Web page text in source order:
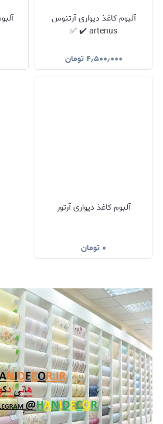
آلبوم کاغذ دیواری آرتنوس
artenus ✔️ ✅
۴٫۵۰۰٫۰۰۰ تومان
آلبوم کاغذ دیواری آرتور
۰ تومان